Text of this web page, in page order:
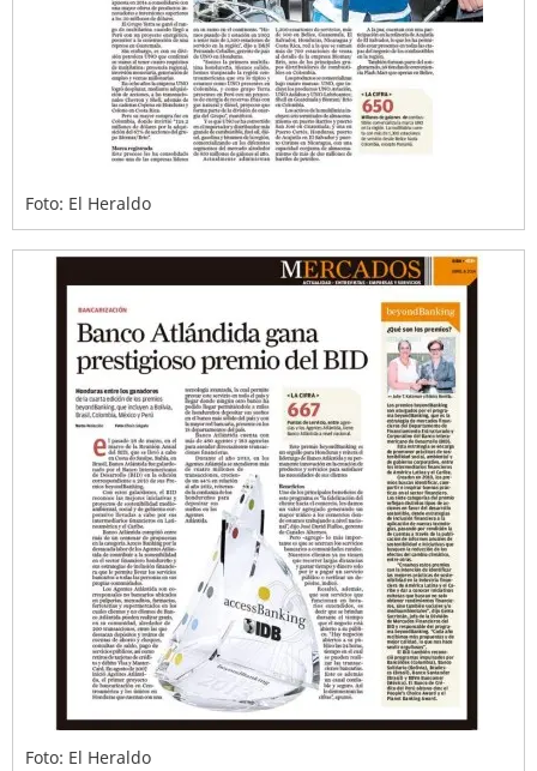
Foto: El Heraldo
Foto: El Heraldo